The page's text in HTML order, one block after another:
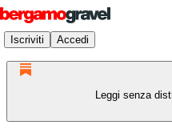
Iscriviti Accedi
Leggi senza